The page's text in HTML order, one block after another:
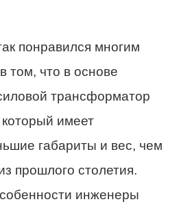
понравился многим
том, что в основе
трансформатор
имеет
габариты и вес, чем
прошлого столетия.
инженеры